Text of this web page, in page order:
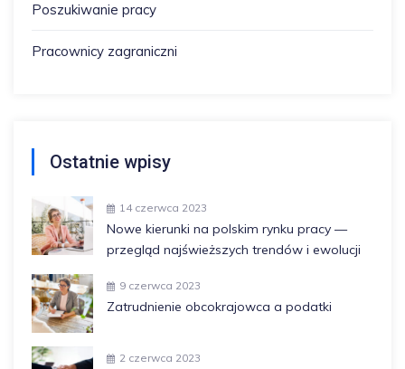
Poszukiwanie pracy
Pracownicy zagraniczni
Ostatnie wpisy
14 czerwca 2023
Nowe kierunki na polskim rynku pracy —
przegląd najświeższych trendów i ewolucji
9 czerwca 2023
Zatrudnienie obcokrajowca a podatki
2 czerwca 2023